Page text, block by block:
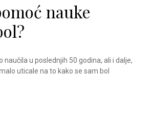
nauke
naučila u poslednjih 50 godina, ali i dalje,
uticale na to kako se sam bol